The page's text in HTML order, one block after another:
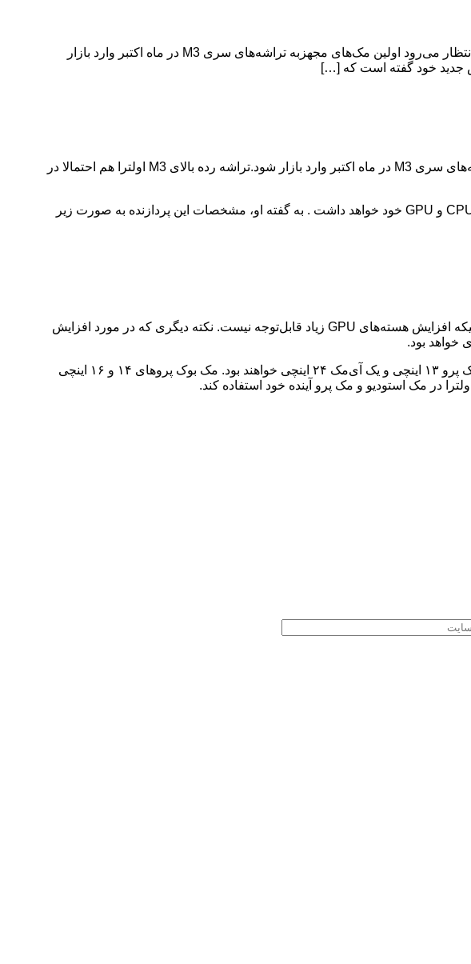
مشخصات تراشه M3 اولترا اپل فاش شد امروز بلومبرگ اطلاعات بیشتری درباره تراشه M3 اولترا فاش شده است. انتظار می‌رود اولین مک‌های مجهزبه تراشه‌های سری M3 در ماه اکتبر وارد بازار
امروز بلومبرگ اطلاعات بیشتری درباره تراشه M3 اولترا فاش شده است. انتظار می‌رود اولین مک‌های مجهزبه تراشه‌های سری M3 در ماه اکتبر وارد بازار شود.تراشه رده بالای M3 اولترا هم احتمالا در
مارک گورمان تحلیلگر بلومبرگ در گزارش جدید خود گفته است که M3 اولترا افزایش قابل‌توجهی در تعداد هسته‌های CPU و GPU خود خواهد داشت . به گفته او، مشخصات این پردازنده به صورت زیر
همانطور که ملاحظه می‌کنید، افزایش قابل‌نوجهی در هسته‌های CPU M3 اولترا نسبت به M2 اولترا وجود دارد، در حالیکه افزایش هسته‌های GPU زیاد قابل‌توجه نیست. نکته دیگری که در مورد افزایش
انتظار می‌رود اولین مک‌های مجهز به M3 اپل در ماه اکتبر معرفی شود که شامل یک مک بوک ایر ۱۳ اینچی، یک مک بوک پرو ۱۳ اینچی و یک آی‌مک ۲۴ اینچی خواهند بود. مک بوک پروهای ۱۴ و ۱۶ اینچی